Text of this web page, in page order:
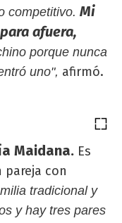
competitivo. Mi
afuera,
porque nunca
uno", afirmó.
Maidana. Es
con
tradicional y
y hay tres pares